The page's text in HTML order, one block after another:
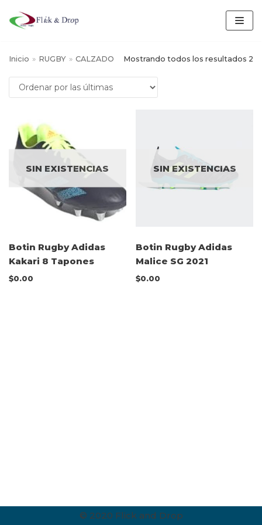
Saltar
al
Inicio » RUGBY » CALZADO Mostrando todos los resultados 2
SIN EXISTENCIAS
Botin Rugby Adidas
Kakari 8 Tapones
$0.00
SIN EXISTENCIAS
Botin Rugby Adidas
Malice SG 2021
$0.00
© 2020 Flick and Drop